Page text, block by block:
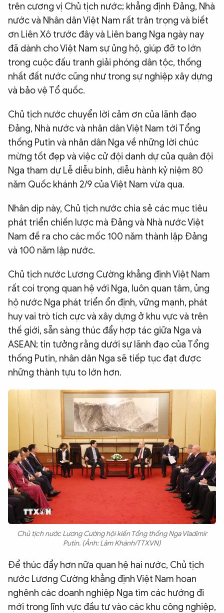
trên cương vị Chủ tịch nước; khẳng định Đảng, Nhà
nước và Nhân dân Việt Nam rất trân trọng và biết
ơn Liên Xô trước đây và Liên bang Nga ngày nay
đã dành cho Việt Nam sự ủng hộ, giúp đỡ to lớn
trong cuộc đấu tranh giải phóng dân tộc, thống
nhất đất nước cũng như trong sự nghiệp xây dựng
và bảo vệ Tổ quốc.
Chủ tịch nước chuyển lời cảm ơn của lãnh đạo
Đảng, Nhà nước và nhân dân Việt Nam tới Tổng
thống Putin và nhân dân Nga về những lời chúc
mừng tốt đẹp và việc cử đội danh dự của quân đội
Nga tham dự Lễ diễu binh, diễu hành kỷ niệm 80
năm Quốc khánh 2/9 của Việt Nam vừa qua.
Nhân dịp này, Chủ tịch nước chia sẻ các mục tiêu
phát triển chiến lược mà Đảng và Nhà nước Việt
Nam đề ra cho các mốc 100 năm thành lập Đảng
và 100 năm lập nước.
Chủ tịch nước Lương Cường khẳng định Việt Nam
rất coi trọng quan hệ với Nga, luôn quan tâm, ủng
hộ nước Nga phát triển ổn định, vững mạnh, phát
huy vai trò tích cực và xây dựng ở khu vực và trên
thế giới, sẵn sàng thúc đẩy hợp tác giữa Nga và
ASEAN; tin tưởng rằng dưới sự lãnh đạo của Tổng
thống Putin, nhân dân Nga sẽ tiếp tục đạt được
những thành tựu to lớn hơn.
Chủ tịch nước Lương Cường hội kiến Tổng thống Nga Vladimir
Putin. (Ảnh: Lâm Khánh/TTXVN)
Để thúc đẩy hơn nữa quan hệ hai nước, Chủ tịch
nước Lương Cường khẳng định Việt Nam hoan
nghênh các doanh nghiệp Nga tìm các hướng đi
mới trong lĩnh vực đầu tư vào các khu công nghiệp,